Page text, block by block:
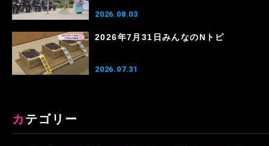
2026.08.03
2026年7月31日みんなのNトピ
2026.07.31
カテゴリー